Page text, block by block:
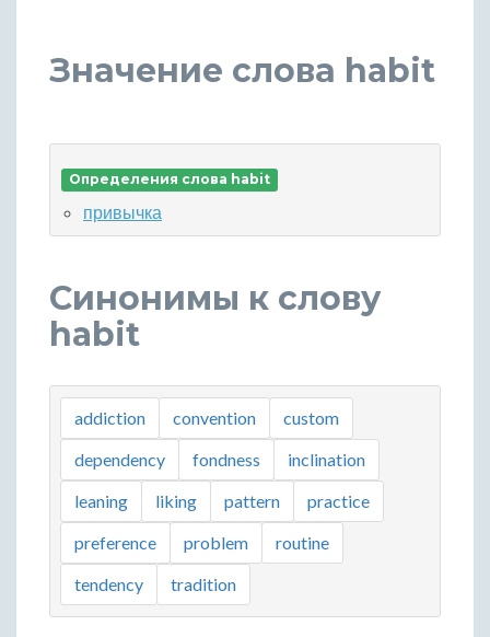
Значение слова habit
Определения слова habit
привычка
Синонимы к слову
habit
addiction convention
custom
dependency
fondness
inclination
leaning
liking pattern
practice
preference
problem
routine
tendency
tradition